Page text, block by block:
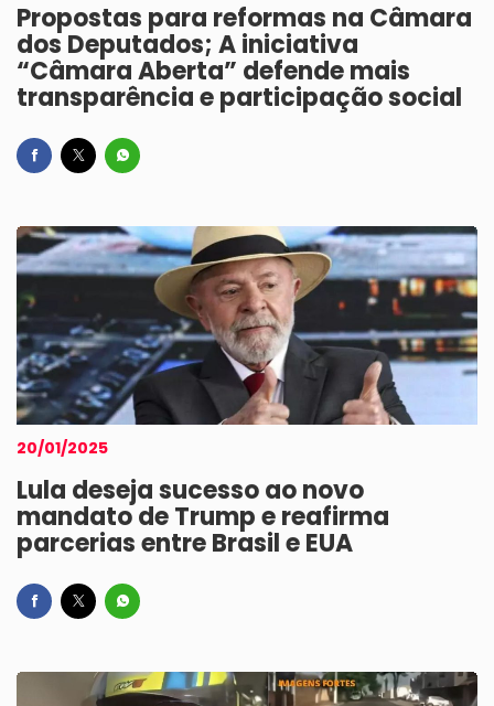
Propostas para reformas na Câmara
dos Deputados; A iniciativa
“Câmara Aberta” defende mais
transparência e participação social
20/01/2025
Lula deseja sucesso ao novo
mandato de Trump e reafirma
parcerias entre Brasil e EUA